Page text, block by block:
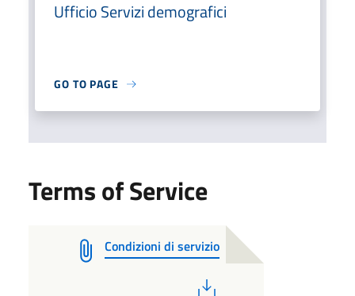
Ufficio Servizi demografici
GO TO PAGE
Terms of Service
Condizioni di servizio